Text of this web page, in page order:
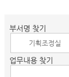
부서명 찾기
업무내용 찾기